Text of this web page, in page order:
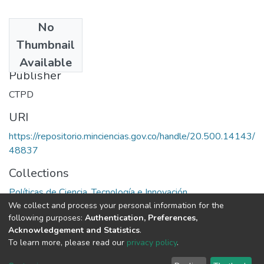
No
Thumbnail
Available
1996
Publisher
CTPD
URI
https://repositorio.minciencias.gov.co/handle/20.500.14143/
48837
Collections
Políticas de Ciencia, Tecnología e Innovación
Full item page
DSpace software copyright © 2002-2026
We collect and process your personal information for the
following purposes: Authentication, Preferences,
Acknowledgement and Statistics.
To learn more, please read our privacy policy.